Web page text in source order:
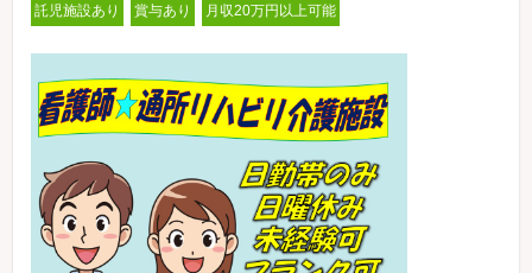
託児施設あり 賞与あり 月収20万円以上可能